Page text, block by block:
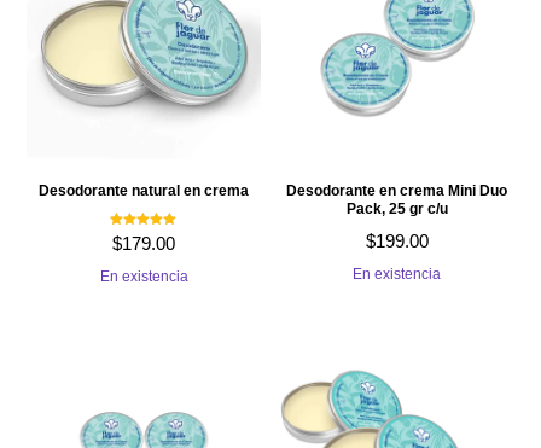
Desodorante natural en crema
Valorado con
5.00
$179.00
En existencia
Desodorante en crema Mini Duo
Pack, 25 gr c/u
$199.00
En existencia